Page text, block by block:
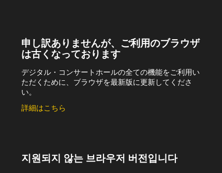
申し訳ありませんが、ご利用のブラウザ
は古くなっております
デジタル・コンサートホールの全ての機能をご利用い
ただくために、ブラウザを最新版に更新してくださ
い。
詳細はこちら
지원되지 않는 브라우저 버전입니다